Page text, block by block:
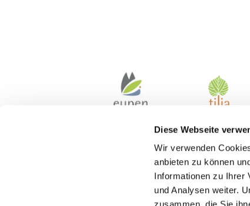
Diese Webseite
Wir verwenden
anbieten zu können
Informationen zu Ihrer
und Analysen weiter.